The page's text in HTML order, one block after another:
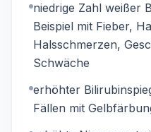
niedrige Zahl weißer
Beispiel mit Fieber,
Halsschmerzen,
Schwäche
erhöhter
Fällen mit